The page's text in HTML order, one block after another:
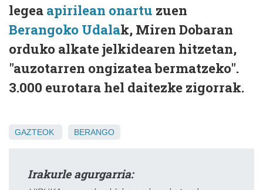
legea apirilean onartu zuen
Berangoko Udalak, Miren Dobaran
orduko alkate jelkidearen hitzetan,
"auzotarren ongizatea bermatzeko".
3.000 eurotara hel daitezke zigorrak.
GAZTEOK BERANGO
Irakurle agurgarria: